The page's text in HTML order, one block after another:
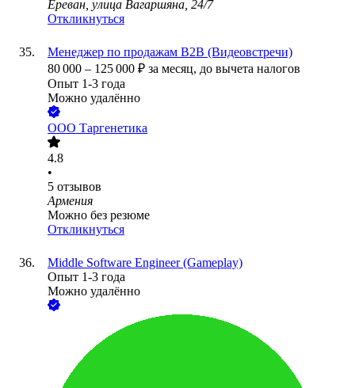
Ереван, улица Вагаршяна, 24/7
Откликнуться
Менеджер по продажам B2B (Видеовстречи)
80 000 – 125 000 ₽ за месяц, до вычета налогов
Опыт 1-3 года
Можно удалённо
ООО Таргенетика
4.8
•
5 отзывов
Армения
Можно без резюме
Откликнуться
Middle Software Engineer (Gameplay)
Опыт 1-3 года
Можно удалённо